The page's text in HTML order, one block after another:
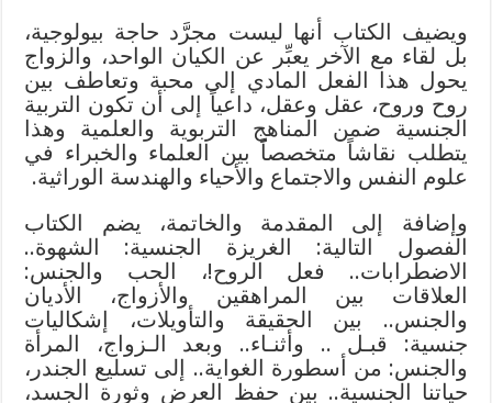
ويضيف الكتاب أنها ليست مجرَّد حاجة بيولوجية،
بل لقاء مع الآخر يعبِّر عن الكيان الواحد، والزواج
يحول هذا الفعل المادي إلى محبة وتعاطف بين
روح وروح، عقل وعقل، داعياً إلى أن تكون التربية
الجنسية ضمن المناهج التربوية والعلمية وهذا
يتطلب نقاشاً متخصصاً بين العلماء والخبراء في
علوم النفس والاجتماع والأحياء والهندسة الوراثية.
وإضافة إلى المقدمة والخاتمة، يضم الكتاب
الفصول التالية: الغريزة الجنسية: الشهوة..
الاضطرابات.. فعل الروح!، الحب والجنس:
العلاقات بين المراهقين والأزواج، الأديان
والجنس.. بين الحقيقة والتأويلات، إشكاليات
جنسية: قبـل .. وأثنـاء.. وبعد الـزواج، المرأة
والجنس: من أسطورة الغواية.. إلى تسليع الجندر،
حياتنا الجنسية.. بين حفظ العرض وثورة الجسد،